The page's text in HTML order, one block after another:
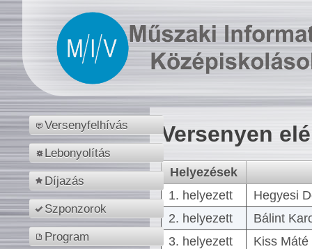
Versenyfelhívás
Lebonyolítás
Díjazás
Szponzorok
Program
Versenyen
Helyezések
1. helyezett
Hegyesi
2. helyezett
Bálint
3. helyezett
Kiss